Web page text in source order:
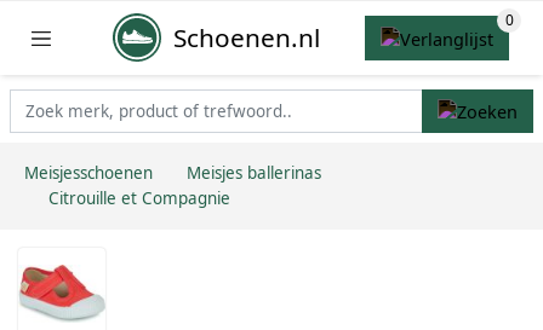
Schoenen.nl
Meisjesschoenen
Meisjes ballerinas
Citrouille et Compagnie